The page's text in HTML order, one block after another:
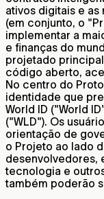
ativos digitais e
(em conjunto, o
implementar a
e finanças do
projetado
código aberto,
No centro do
identidade que
World ID ("World
("WLD"). Os
orientação de
o Projeto ao lado
desenvolvedores,
tecnologia e
também poderão